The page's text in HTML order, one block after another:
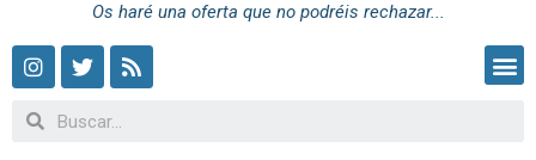
Os haré una oferta que no podréis rechazar...